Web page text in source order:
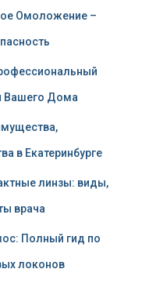
Омоложение –
Вашего Дома
в Екатеринбурге
линзы: виды,
врача
Полный гид по
локонов